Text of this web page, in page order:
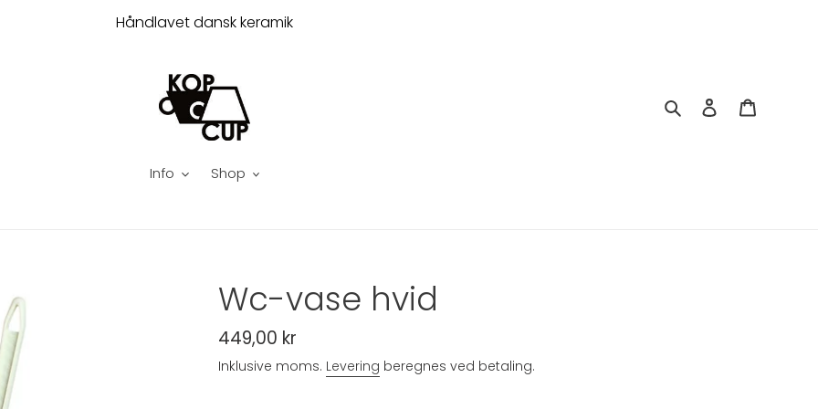
Håndlavet dansk keramik
Søg Log ind
Info Shop
Wc-vase hvid
Normalpris
449,00 kr
Inklusive moms. Levering beregnes ved betaling.